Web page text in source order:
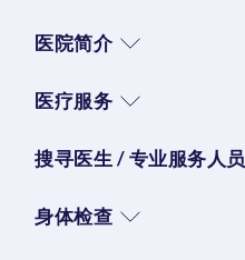
医院简介
医疗服务
搜寻医生 / 专业服务人员
身体检查